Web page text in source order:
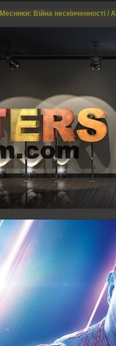
Месники: Війна нескінченності